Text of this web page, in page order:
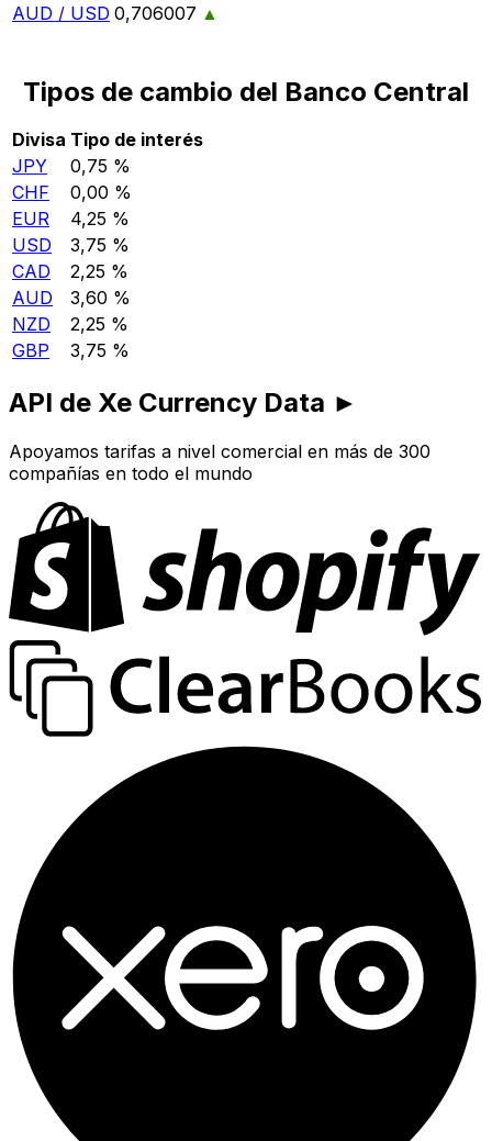
AUD / USD 0,706007 ▲
Tipos de cambio del Banco Central
Divisa Tipo de interés
JPY
0,75 %
CHF
0,00 %
EUR
4,25 %
USD
3,75 %
CAD
2,25 %
AUD
3,60 %
NZD
2,25 %
GBP
3,75 %
API de Xe Currency Data ►
Apoyamos tarifas a nivel comercial en más de 300
compañías en todo el mundo